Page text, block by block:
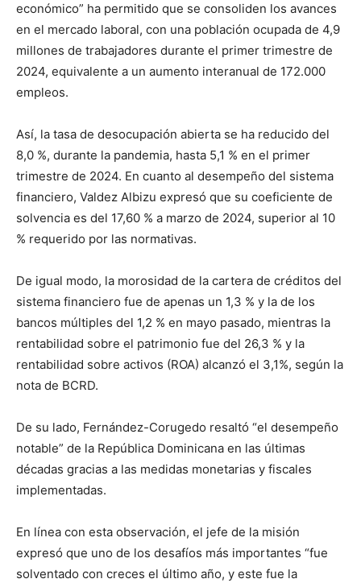
económico” ha permitido que se consoliden los avances
en el mercado laboral, con una población ocupada de 4,9
millones de trabajadores durante el primer trimestre de
2024, equivalente a un aumento interanual de 172.000
empleos.
Así, la tasa de desocupación abierta se ha reducido del
8,0 %, durante la pandemia, hasta 5,1 % en el primer
trimestre de 2024. En cuanto al desempeño del sistema
financiero, Valdez Albizu expresó que su coeficiente de
solvencia es del 17,60 % a marzo de 2024, superior al 10
% requerido por las normativas.
De igual modo, la morosidad de la cartera de créditos del
sistema financiero fue de apenas un 1,3 % y la de los
bancos múltiples del 1,2 % en mayo pasado, mientras la
rentabilidad sobre el patrimonio fue del 26,3 % y la
rentabilidad sobre activos (ROA) alcanzó el 3,1%, según la
nota de BCRD.
De su lado, Fernández-Corugedo resaltó “el desempeño
notable” de la República Dominicana en las últimas
décadas gracias a las medidas monetarias y fiscales
implementadas.
En línea con esta observación, el jefe de la misión
expresó que uno de los desafíos más importantes “fue
solventado con creces el último año, y este fue la